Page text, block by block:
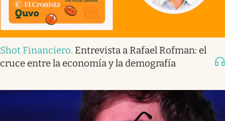
Shot Financiero. Entrevista a Rafael Rofman: el
cruce entre la economía y la demografía